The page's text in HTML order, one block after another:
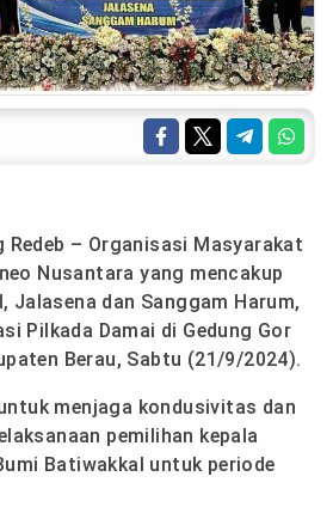
Redeb – Organisasi Masyarakat
Nusantara yang mencakup
Jalasena dan Sanggam Harum,
Pilkada Damai di Gedung Gor
Berau, Sabtu (21/9/2024).
menjaga kondusivitas dan
pemilihan kepala
Batiwakkal untuk periode